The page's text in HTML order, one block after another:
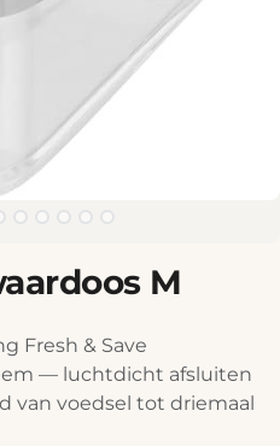
M
Fresh & Save
— luchtdicht afsluiten
van voedsel tot driemaal